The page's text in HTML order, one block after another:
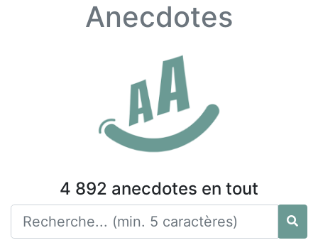
Anecdotes
4 892 anecdotes en tout